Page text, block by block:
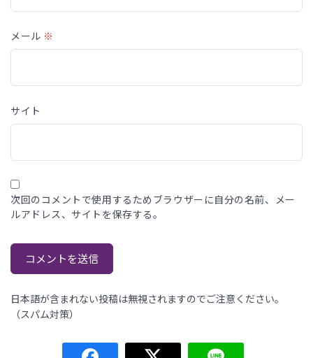
メール ※
サイト
次回のコメントで使用するためブラウザーに自分の名前、メー
ルアドレス、サイトを保存する。
日本語が含まれない投稿は無視されますのでご注意ください。
（スパム対策）